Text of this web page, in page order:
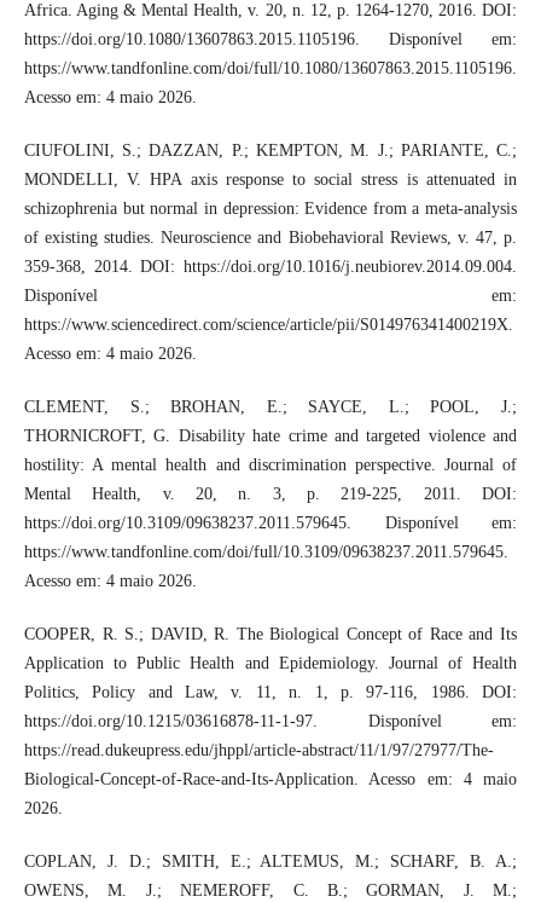
Africa. Aging & Mental Health, v. 20, n. 12, p. 1264-1270, 2016. DOI:
https://doi.org/10.1080/13607863.2015.1105196. Disponível em:
https://www.tandfonline.com/doi/full/10.1080/13607863.2015.1105196.
Acesso em: 4 maio 2026.
CIUFOLINI, S.; DAZZAN, P.; KEMPTON, M. J.; PARIANTE, C.;
MONDELLI, V. HPA axis response to social stress is attenuated in
schizophrenia but normal in depression: Evidence from a meta-analysis
of existing studies. Neuroscience and Biobehavioral Reviews, v. 47, p.
359-368, 2014. DOI: https://doi.org/10.1016/j.neubiorev.2014.09.004.
Disponível em:
https://www.sciencedirect.com/science/article/pii/S014976341400219X.
Acesso em: 4 maio 2026.
CLEMENT, S.; BROHAN, E.; SAYCE, L.; POOL, J.;
THORNICROFT, G. Disability hate crime and targeted violence and
hostility: A mental health and discrimination perspective. Journal of
Mental Health, v. 20, n. 3, p. 219-225, 2011. DOI:
https://doi.org/10.3109/09638237.2011.579645. Disponível em:
https://www.tandfonline.com/doi/full/10.3109/09638237.2011.579645.
Acesso em: 4 maio 2026.
COOPER, R. S.; DAVID, R. The Biological Concept of Race and Its
Application to Public Health and Epidemiology. Journal of Health
Politics, Policy and Law, v. 11, n. 1, p. 97-116, 1986. DOI:
https://doi.org/10.1215/03616878-11-1-97. Disponível em:
https://read.dukeupress.edu/jhppl/article-abstract/11/1/97/27977/The-
Biological-Concept-of-Race-and-Its-Application. Acesso em: 4 maio
2026.
COPLAN, J. D.; SMITH, E.; ALTEMUS, M.; SCHARF, B. A.;
OWENS, M. J.; NEMEROFF, C. B.; GORMAN, J. M.;